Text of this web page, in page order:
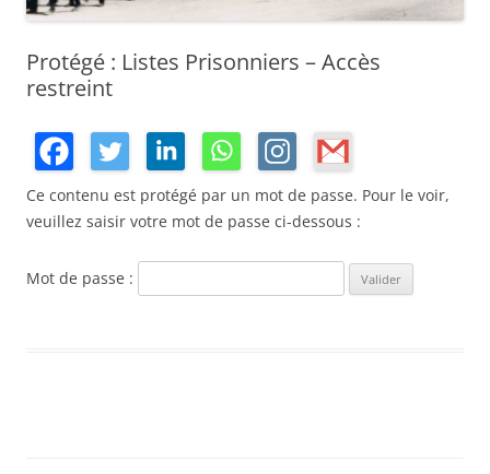
Protégé : Listes Prisonniers – Accès
restreint
Ce contenu est protégé par un mot de passe. Pour le voir,
veuillez saisir votre mot de passe ci-dessous :
Mot de passe :